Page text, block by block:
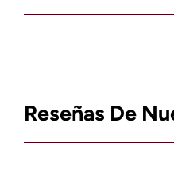
Reseñas De